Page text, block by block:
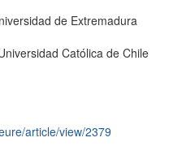
de Extremadura
Católica de Chile
article/view/2379